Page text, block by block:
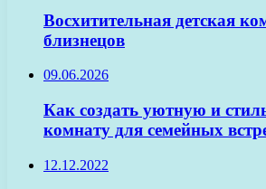
Восхитительная детская
близнецов
09.06.2026
Как создать уютную и
комнату для семейных
12.12.2022